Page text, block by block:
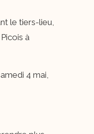
le tiers-lieu,
à
4 mai,